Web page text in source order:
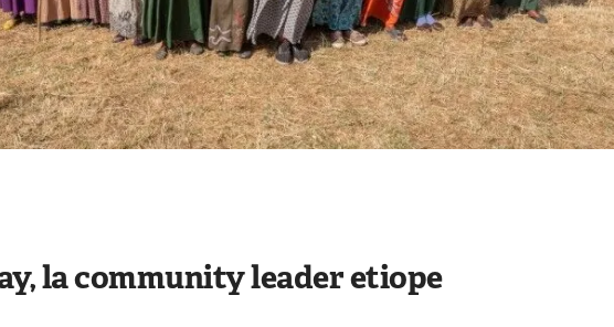
la community leader etiope